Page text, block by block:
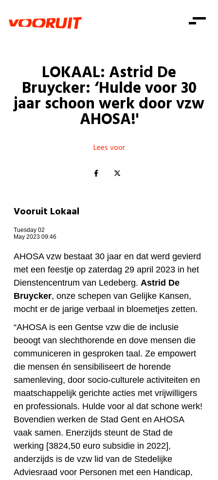
Zorg
Gelijke kansen
Welzijn
Kinderen en jongeren
Onze mensen
Standpunten
Vacatures
Doe mee
Doe mee
Word lid
Shop
Zoeken
Login
Login
LOKAAL: Astrid De
Bruycker: ‘Hulde voor 30
jaar schoon werk door vzw
AHOSA!'
Lees voor
Vooruit Lokaal
Tuesday 02
May 2023 09:46
AHOSA vzw bestaat 30 jaar en dat werd gevierd
met een feestje op zaterdag 29 april 2023 in het
Dienstencentrum van Ledeberg. Astrid De
Bruycker, onze schepen van Gelijke Kansen,
mocht er de jarige verbaal in bloemetjes zetten.
“AHOSA is een Gentse vzw die de inclusie
beoogt van slechthorende en dove mensen die
communiceren in gesproken taal. Ze empowert
die mensen én sensibiliseert de horende
samenleving, door socio-culturele activiteiten en
maatschappelijk gerichte acties met vrijwilligers
en professionals. Hulde voor al dat schone werk!
Bovendien werken de Stad Gent en AHOSA
vaak samen. Enerzijds steunt de Stad de
werking [3824,50 euro subsidie in 2022],
anderzijds is de vzw lid van de Stedelijke
Adviesraad voor Personen met een Handicap,